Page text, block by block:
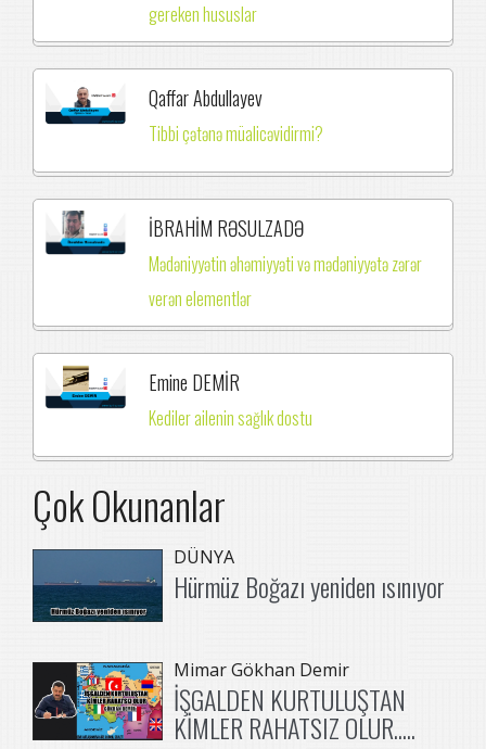
gereken hususlar
Qaffar Abdullayev
Tibbi çətənə müalicəvidirmi?
İBRAHİM RƏSULZADƏ
Mədəniyyətin əhəmiyyəti və mədəniyyətə zərər
verən elementlər
Emine DEMİR
Kediler ailenin sağlık dostu
Çok Okunanlar
DÜNYA
Hürmüz Boğazı yeniden ısınıyor
Mimar Gökhan Demir
İŞGALDEN KURTULUŞTAN
KİMLER RAHATSIZ OLUR.....